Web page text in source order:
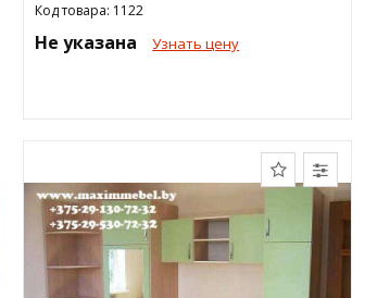
Код товара: 1122
Не указана Узнать цену